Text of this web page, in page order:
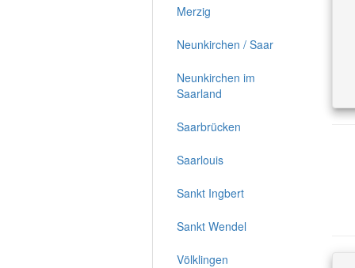
Merzig
Neunkirchen / Saar
Neunkirchen im
Saarland
Saarbrücken
Saarlouis
Sankt Ingbert
Sankt Wendel
Völklingen